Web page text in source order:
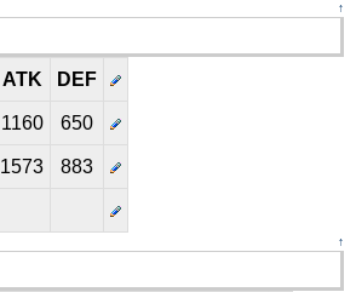
↑
ATK DEF
1160 650
1573 883
↑